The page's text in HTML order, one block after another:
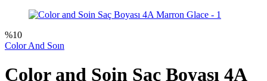
%10
Color And Soın
Color and Soin Saç Boyası 4A